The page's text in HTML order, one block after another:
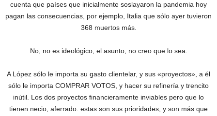
cuenta que países que inicialmente soslayaron la pandemia hoy
pagan las consecuencias, por ejemplo, Italia que sólo ayer tuvieron
368 muertos más.
No, no es ideológico, el asunto, no creo que lo sea.
A López sólo le importa su gasto clientelar, y sus «proyectos», a él
sólo le importa COMPRAR VOTOS, y hacer su refinería y trencito
inútil. Los dos proyectos financieramente inviables pero que lo
tienen necio, aferrado. estas son sus prioridades, y son más que